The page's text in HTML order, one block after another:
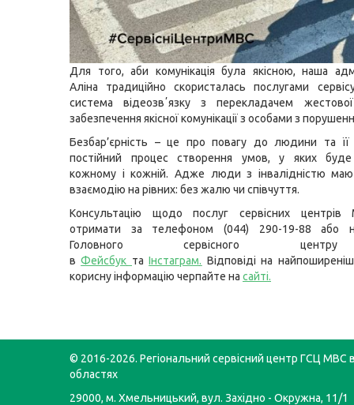
Для того, аби комунікація була якісною, наша
Аліна традиційно скористалась послугами
система відеозвʼязку з перекладачем
забезпечення якісної комунікації з особами з
Безбар’єрність – це про повагу до людини та її
постійний процес створення умов, у яких
кожному і кожній. Адже люди з інвалідністю
взаємодію на рівних: без жалю чи співчуття.
Консультацію щодо послуг сервісних
отримати за телефоном (044) 290-19-88 або
Головного сервісного
вФейсбук таІнстаграм. Відповіді на
корисну інформацію черпайте на сайті.
© 2016-2026. Регіональний сервісний центр ГСЦ МВС
областях
29000, м. Хмельницький, вул. Західно - Окружна, 11/1